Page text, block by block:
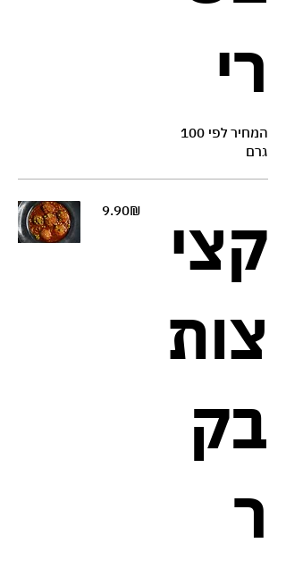
רי
המחיר לפי 100
גרם
קצי
צות
בק
ר
‏9.90 ‏₪